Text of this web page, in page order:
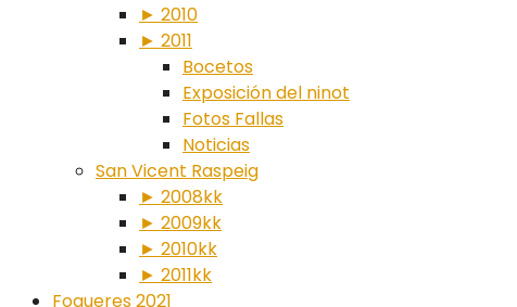
► 2010
► 2011
Bocetos
Exposición del ninot
Fotos Fallas
Noticias
San Vicent Raspeig
► 2008kk
► 2009kk
► 2010kk
► 2011kk
Fogueres 2021